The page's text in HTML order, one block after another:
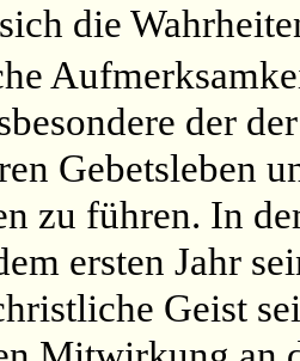
die
der
Gebetsleben
zu führen. In
ersten Jahr
Geist